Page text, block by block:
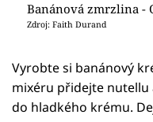
Banánová zmrzlina -
Zdroj: Faith Durand
Vyrobte si banánový
mixéru přidejte nutellu
do hladkého krému.